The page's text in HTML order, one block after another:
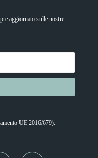
aggiornato sulle nostre
UE 2016/679).